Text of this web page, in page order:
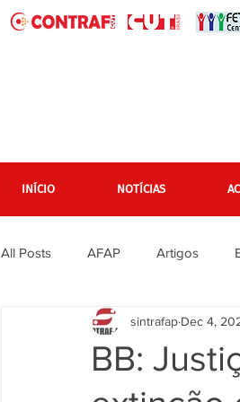
INÍCIO NOTÍCIAS
All Posts AFAP Artigos
banner grande pagina inicial
Em destaque Página inicial
BB:
sintrafap Dec 4,